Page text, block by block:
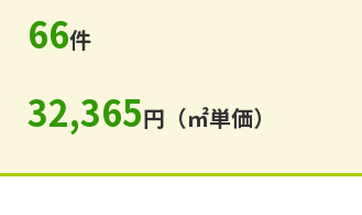
66件
32,365円（㎡単価）